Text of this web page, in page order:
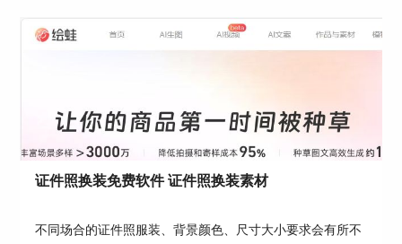
顶部工具栏“色彩优化”-“图像增强”。
接着在“图像增强”界面中，移动“中调”的滑块来调
整画面色调，在“对比度”中，不勾选“亮部调节”，
然后移动滑块来增加暗部调节的对比度，剩下
的“饱和度”，色彩平衡以及锐度都可以根据实际情
况来进行调整，调整的过程中，可以观看照片的实
证件照换装免费软件 证件照换装素材
不同场合的证件照服装、背景颜色、尺寸大小要求会有所不